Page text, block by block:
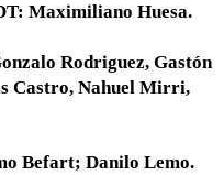
Maximiliano Huesa.
Rodriguez, Gastón
Castro, Nahuel Mirri,
Befart; Danilo Lemo.